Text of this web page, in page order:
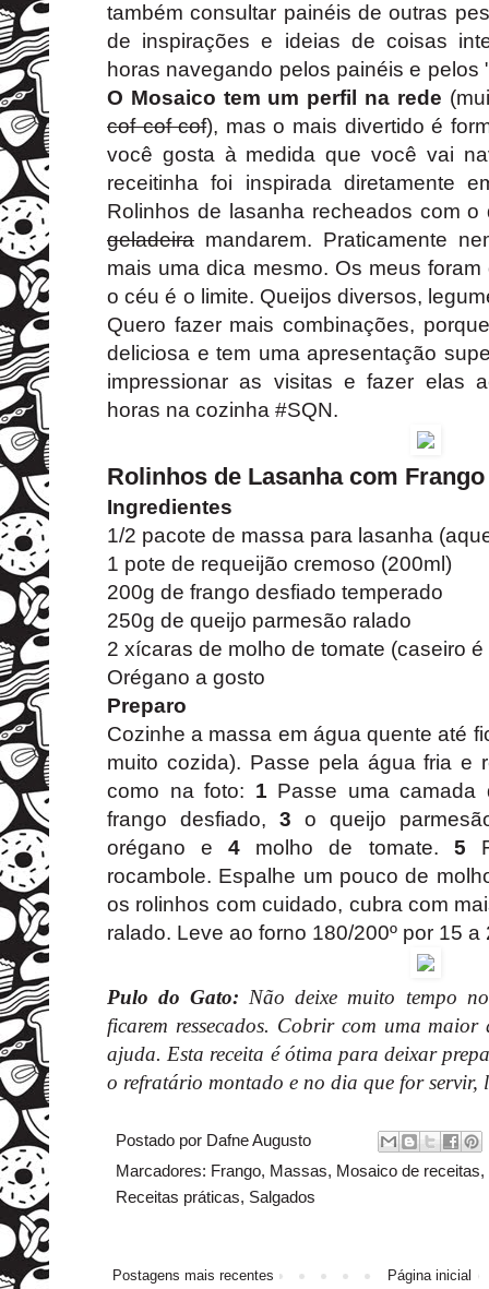
também consultar painéis de outras
de inspirações e ideias de coisas
horas navegando pelos painéis e
O Mosaico tem um perfil na rede
cof cof cof), mas o mais divertido é
você gosta à medida que você vai
receitinha foi inspirada diretamente
Rolinhos de lasanha recheados com
geladeira mandarem. Praticamente
mais uma dica mesmo. Os meus
o céu é o limite. Queijos diversos,
Quero fazer mais combinações,
deliciosa e tem uma apresentação
impressionar as visitas e fazer elas
horas na cozinha #SQN.
Rolinhos de Lasanha com
Ingredientes
1/2 pacote de massa para lasanha
1 pote de requeijão cremoso (200ml)
200g de frango desfiado temperado
250g de queijo parmesão ralado
2 xícaras de molho de tomate (caseiro
Orégano a gosto
Preparo
Cozinhe a massa em água quente até
muito cozida). Passe pela água fria e
como na foto: 1 Passe uma
frango desfiado, 3 o queijo
orégano e4 molho de tomate. 5
rocambole. Espalhe um pouco de
os rolinhos com cuidado, cubra com
ralado. Leve ao forno 180/200º por 15
Pulo do Gato: Não deixe muito tempo
ficarem ressecados. Cobrir com uma
ajuda. Esta receita é ótima para deixar
o refratário montado e no dia que for servir,
Postado por Dafne Augusto
Marcadores: Frango, Massas, Mosaico de receitas,
Receitas práticas, Salgados
Postagens mais recentes Página inicial